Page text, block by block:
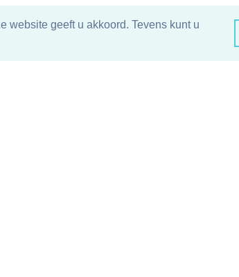
website geeft u akkoord. Tevens kunt u